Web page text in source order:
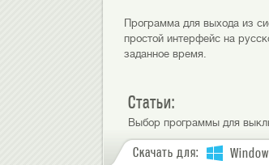
Программа для выхода из
простой интерфейс на
заданное время.
Статьи:
Выбор программы для
Скачать для: